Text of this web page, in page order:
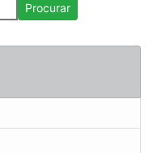
Procurar